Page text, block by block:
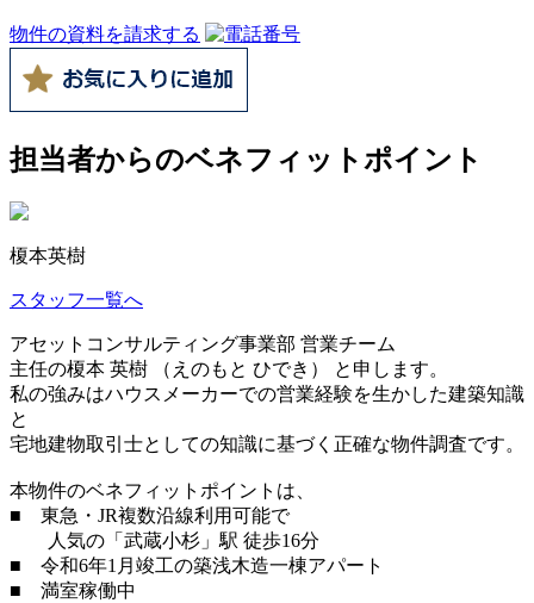
物件の資料を請求する
担当者からのベネフィットポイント
榎本英樹
スタッフ一覧へ
アセットコンサルティング事業部 営業チーム
主任の榎本 英樹 （えのもと ひでき） と申します。
私の強みはハウスメーカーでの営業経験を生かした建築知識
と
宅地建物取引士としての知識に基づく正確な物件調査です。
本物件のベネフィットポイントは、
■ 東急・JR複数沿線利用可能で
人気の「武蔵小杉」駅 徒歩16分
■ 令和6年1月竣工の築浅木造一棟アパート
■ 満室稼働中